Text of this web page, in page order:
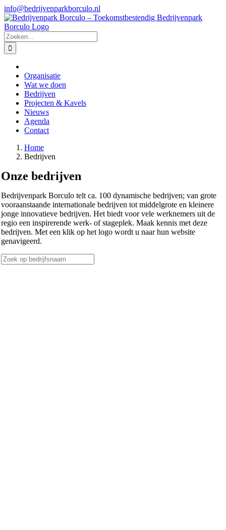
Ga
naar
inhoud
info@bedrijvenparkborculo.nl
Zoeken
naar:
Organisatie
Wat we doen
Bedrijven
Projecten & Kavels
Nieuws
Agenda
Contact
Home
Bedrijven
Onze bedrijven
Bedrijvenpark Borculo telt ca. 100 dynamische bedrijven; van grote
vooraanstaande internationale bedrijven tot middelgrote en kleinere
jonge innovatieve bedrijven. Het biedt voor vele werknemers uit de
regio een inspirerende werk- of stageplek. Maak kennis met deze
bedrijven. Met een klik op het logo wordt u naar hun website
genavigeerd.